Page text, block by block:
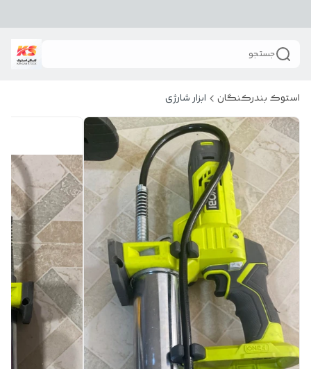
جستجو
استوک بندرکنگان ابزار شارژی